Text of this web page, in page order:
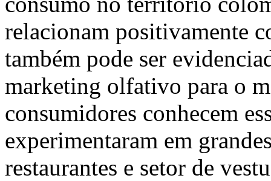
relacionam positivamente
também pode ser
marketing olfativo para o
consumidores conhecem
experimentaram em
restaurantes e setor de